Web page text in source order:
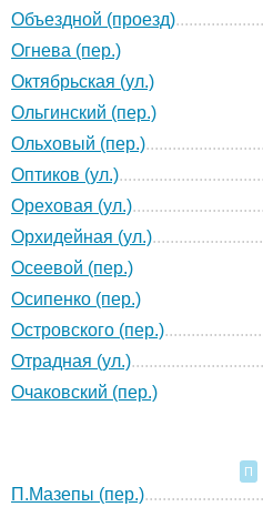
Объездной (проезд)
Огнева (пер.)
Октябрьская (ул.)
Ольгинский (пер.)
Ольховый (пер.)
Оптиков (ул.)
Ореховая (ул.)
Орхидейная (ул.)
Осеевой (пер.)
Осипенко (пер.)
Островского (пер.)
Отрадная (ул.)
Очаковский (пер.)
П
П.Мазепы (пер.)